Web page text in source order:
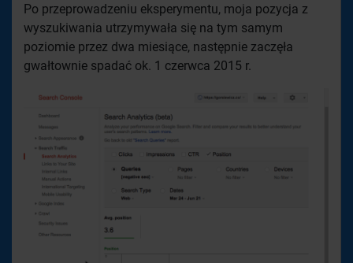
Po przeprowadzeniu eksperymentu, moja pozycja z
wyszukiwania utrzymywała się na tym samym
poziomie przez dwa miesiące, następnie zaczęła
gwałtownie spadać ok. 1 czerwca 2015 r.